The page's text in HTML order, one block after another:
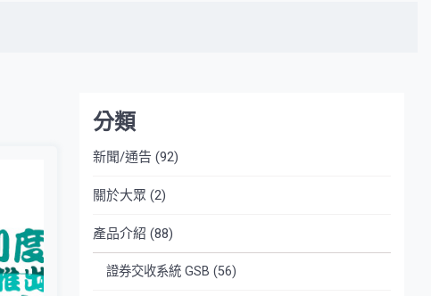
分類
新聞/通告 (92)
關於大眾 (2)
產品介紹 (88)
證券交收系統 GSB (56)